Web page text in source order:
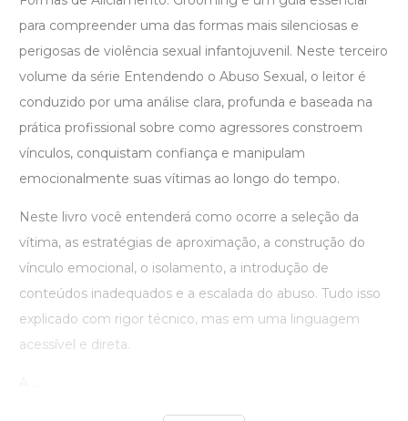
para compreender uma das formas mais silenciosas e
perigosas de violência sexual infantojuvenil. Neste terceiro
volume da série Entendendo o Abuso Sexual, o leitor é
conduzido por uma análise clara, profunda e baseada na
prática profissional sobre como agressores constroem
vínculos, conquistam confiança e manipulam
emocionalmente suas vítimas ao longo do tempo.
Neste livro você entenderá como ocorre a seleção da
vítima, as estratégias de aproximação, a construção do
vínculo emocional, o isolamento, a introdução de
conteúdos inadequados e a escalada do abuso. Tudo isso
explicado com rigor técnico, mas em uma linguagem
acessível e direta.